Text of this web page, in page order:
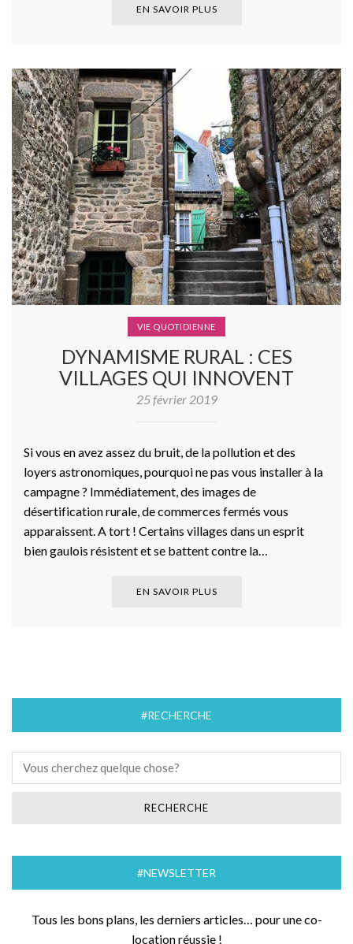
EN SAVOIR PLUS
VIE QUOTIDIENNE
DYNAMISME RURAL : CES
VILLAGES QUI INNOVENT
25 février 2019
Si vous en avez assez du bruit, de la pollution et des
loyers astronomiques, pourquoi ne pas vous installer à la
campagne ? Immédiatement, des images de
désertification rurale, de commerces fermés vous
apparaissent. A tort ! Certains villages dans un esprit
bien gaulois résistent et se battent contre la…
EN SAVOIR PLUS
#RECHERCHE
#NEWSLETTER
Tous les bons plans, les derniers articles… pour une co-
location réussie !